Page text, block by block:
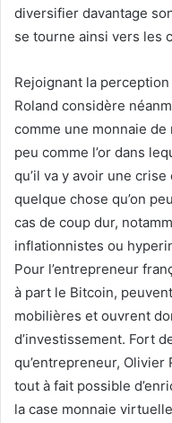
diversifier davantage
se tourne ainsi vers les
Rejoignant la
Roland considère
comme une monnaie de
peu comme l’or dans
qu’il va y avoir une
quelque chose qu’on
cas de coup dur,
inflationnistes ou
Pour l’entrepreneur
à part le Bitcoin,
mobilières et ouvrent
d’investissement. Fort
qu’entrepreneur, Olivier
tout à fait possible
la case monnaie